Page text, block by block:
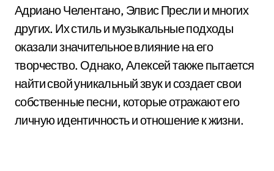
Адриано Челентано, Элвис Пресли и многих
других. Их стиль и музыкальные подходы
оказали значительное влияние на его
творчество. Однако, Алексей также пытается
найти свой уникальный звук и создает свои
собственные песни, которые отражают его
личную идентичность и отношение к жизни.